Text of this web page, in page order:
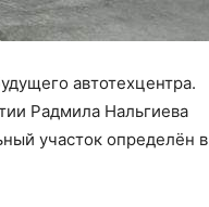
автотехцентра.
Радмила Нальгиева
участок определён в